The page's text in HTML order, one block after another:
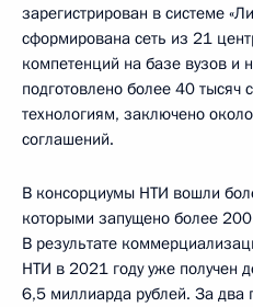
зарегистрирован в системе
сформирована сеть из 21
компетенций на базе вузов и
подготовлено более 40 тысяч
технологиям, заключено
соглашений.
В консорциумы НТИ вошли
которыми запущено более
В результате
НТИ в 2021 году уже получен
6,5 миллиарда рублей. За